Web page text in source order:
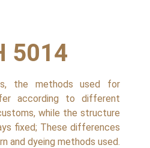
5014
the methods used for
according to different
while the structure
fixed; These differences
and dyeing methods used.